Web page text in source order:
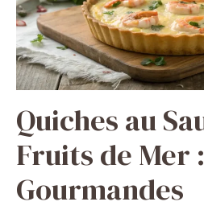
Quiches au
Fruits de Mer
Gourmandes